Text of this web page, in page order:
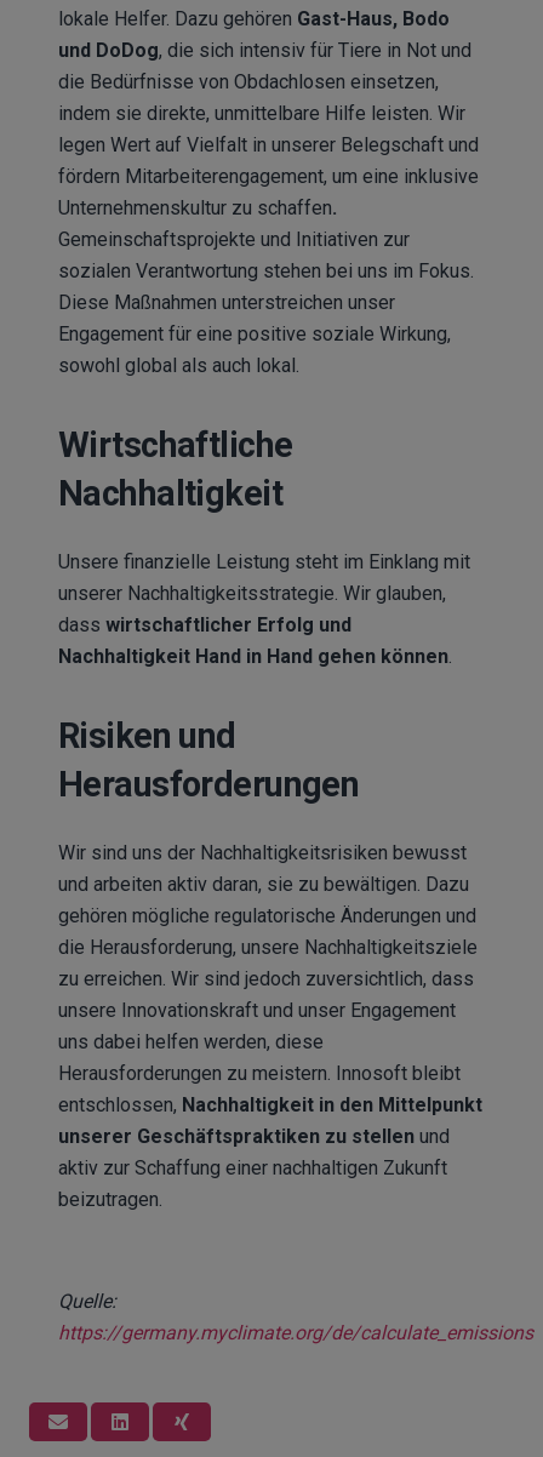
lokale Helfer. Dazu gehören Gast-Haus, Bodo
und DoDog, die sich intensiv für Tiere in Not und
die Bedürfnisse von Obdachlosen einsetzen,
indem sie direkte, unmittelbare Hilfe leisten. Wir
legen Wert auf Vielfalt in unserer Belegschaft und
fördern Mitarbeiterengagement, um eine inklusive
Unternehmenskultur zu schaffen.
Gemeinschaftsprojekte und Initiativen zur
sozialen Verantwortung stehen bei uns im Fokus.
Diese Maßnahmen unterstreichen unser
Engagement für eine positive soziale Wirkung,
sowohl global als auch lokal.
Wirtschaftliche
Nachhaltigkeit
Unsere finanzielle Leistung steht im Einklang mit
unserer Nachhaltigkeitsstrategie. Wir glauben,
dass wirtschaftlicher Erfolg und
Nachhaltigkeit Hand in Hand gehen können
Risiken und
Herausforderungen
Wir sind uns der Nachhaltigkeitsrisiken bewusst
und arbeiten aktiv daran, sie zu bewältigen. Dazu
gehören mögliche regulatorische Änderungen und
die Herausforderung, unsere Nachhaltigkeitsziele
zu erreichen. Wir sind jedoch zuversichtlich, dass
unsere Innovationskraft und unser Engagement
uns dabei helfen werden, diese
Herausforderungen zu meistern. Innosoft bleibt
entschlossen, Nachhaltigkeit in den Mittelpunkt
unserer Geschäftspraktiken zu stellen und
aktiv zur Schaffung einer nachhaltigen Zukunft
beizutragen.
Quelle:
https://germany.myclimate.org/de/calculate_emissions